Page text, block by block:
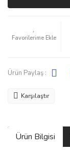
Ürün Paylaş :
Karşılaştır
Ürün Bilgisi